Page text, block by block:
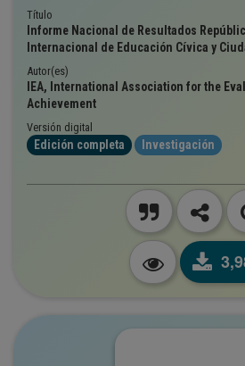
Título
Informe Nacional de Resultados
Internacional de Educación Cívica y
Autor(es)
IEA, International Association for the
Achievement
Versión digital
Edición completa Investigación